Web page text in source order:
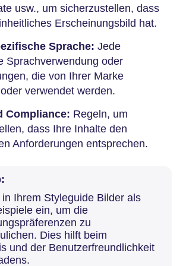
usw., um sicherzustellen, dass
Erscheinungsbild hat.
Sprache: Jede
Sprachverwendung oder
die von Ihrer Marke
verwendet werden.
Compliance: Regeln, um
dass Ihre Inhalte den
Anforderungen entsprechen.
Ihrem Styleguide Bilder als
ein, um die
zu
Dies hilft beim
und der Benutzerfreundlichkeit